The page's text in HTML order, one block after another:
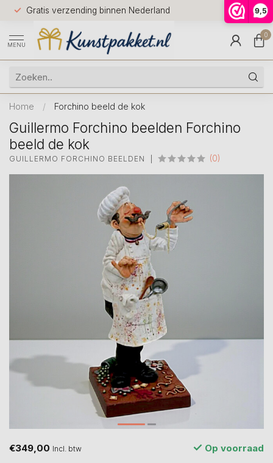
9,5
Gratis verzending binnen Nederland
Voor
huis
9.5
MENU
0
Home / Forchino beeld de kok
Guillermo Forchino beelden Forchino
beeld de kok
GUILLERMO FORCHINO BEELDEN (0)
€349,00 Incl. btw Op voorraad